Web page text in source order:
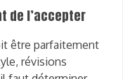
de l’accepter
être parfaitement
révisions